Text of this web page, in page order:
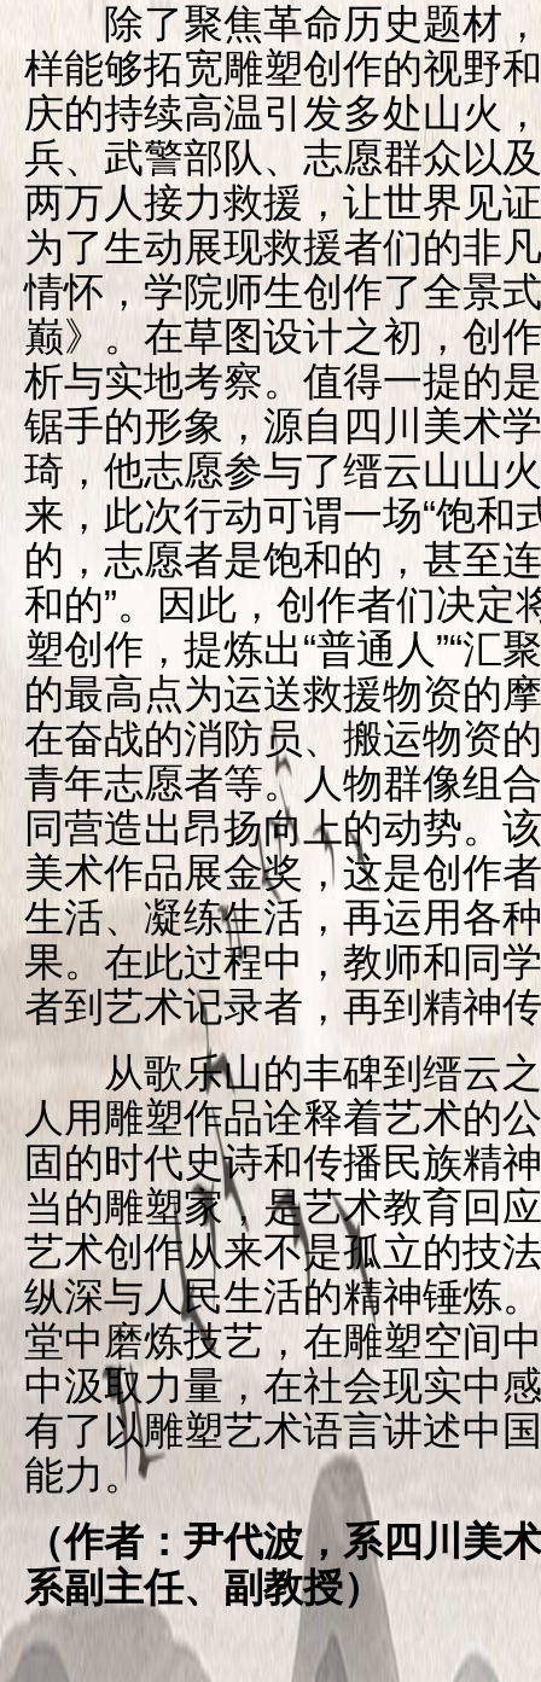
除了聚焦革命历史题材，
样能够拓宽雕塑创作的视野
庆的持续高温引发多处山火
兵、武警部队、志愿群众以
两万人接力救援，让世界见
为了生动展现救援者们的非
情怀，学院师生创作了全景
巅》。在草图设计之初，创
析与实地考察。值得一提的
锯手的形象，源自四川美术
琦，他志愿参与了缙云山山
来，此次行动可谓一场“饱和
的，志愿者是饱和的，甚至
和的”。因此，创作者们决定
塑创作，提炼出“普通人”“汇
的最高点为运送救援物资的
在奋战的消防员、搬运物资
青年志愿者等。人物群像组
同营造出昂扬向上的动势。
美术作品展金奖，这是创作
生活、凝练生活，再运用各
果。在此过程中，教师和同
者到艺术记录者，再到精神
从歌乐山的丰碑到缙云之
人用雕塑作品诠释着艺术的
固的时代史诗和传播民族精
当的雕塑家，是艺术教育回
艺术创作从来不是孤立的技
纵深与人民生活的精神锤炼
堂中磨炼技艺，在雕塑空间
中汲取力量，在社会现实中
有了以雕塑艺术语言讲述中
能力。
（作者：尹代波，系四川美
系副主任、副教授）